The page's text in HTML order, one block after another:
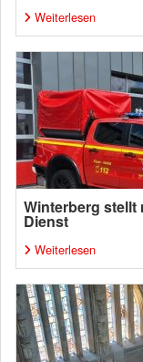
Weiterlesen
Winterberg stellt
Dienst
Weiterlesen